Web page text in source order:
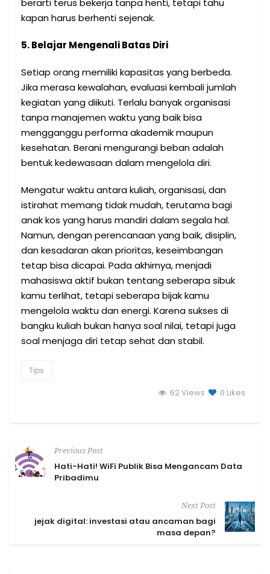
berarti terus bekerja tanpa henti, tetapi tahu
kapan harus berhenti sejenak.
5. Belajar Mengenali Batas Diri
Setiap orang memiliki kapasitas yang berbeda.
Jika merasa kewalahan, evaluasi kembali jumlah
kegiatan yang diikuti. Terlalu banyak organisasi
tanpa manajemen waktu yang baik bisa
mengganggu performa akademik maupun
kesehatan. Berani mengurangi beban adalah
bentuk kedewasaan dalam mengelola diri.
Mengatur waktu antara kuliah, organisasi, dan
istirahat memang tidak mudah, terutama bagi
anak kos yang harus mandiri dalam segala hal.
Namun, dengan perencanaan yang baik, disiplin,
dan kesadaran akan prioritas, keseimbangan
tetap bisa dicapai. Pada akhirnya, menjadi
mahasiswa aktif bukan tentang seberapa sibuk
kamu terlihat, tetapi seberapa bijak kamu
mengelola waktu dan energi. Karena sukses di
bangku kuliah bukan hanya soal nilai, tetapi juga
soal menjaga diri tetap sehat dan stabil.
Tips
62 Views 0 Likes
Previous Post
Hati-Hati! WiFi Publik Bisa Mengancam Data
Pribadimu
Next Post
jejak digital: investasi atau ancaman bagi
masa depan?